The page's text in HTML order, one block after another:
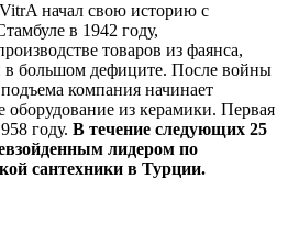
начал свою историю с
в 1942 году,
товаров из фаянса,
в большом дефиците. После войны
компания начинает
оборудование из керамики. Первая
году. В течение следующих 25
лидером по
сантехники в Турции.